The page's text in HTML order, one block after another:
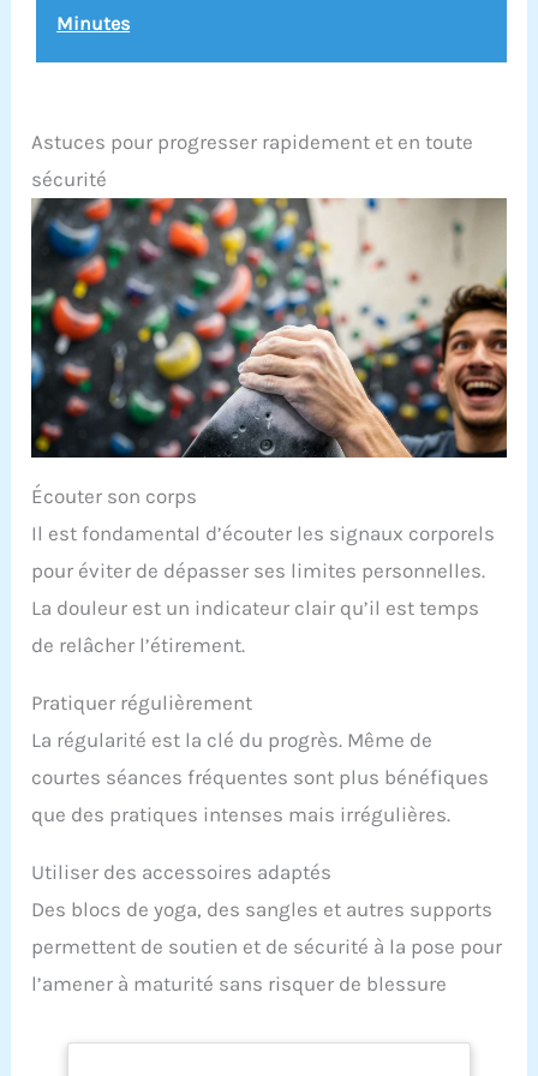
votre intérieur ou votre tapis de yoga. SOCIÉTÉ
nos différentes marques.
Minutes
Astuces pour progresser rapidement et en toute
sécurité
Écouter son corps
Il est fondamental d’écouter les signaux corporels
pour éviter de dépasser ses limites personnelles.
La douleur est un indicateur clair qu’il est temps
de relâcher l’étirement.
Pratiquer régulièrement
La régularité est la clé du progrès. Même de
courtes séances fréquentes sont plus bénéfiques
que des pratiques intenses mais irrégulières.
Utiliser des accessoires adaptés
Des blocs de yoga, des sangles et autres supports
permettent de soutien et de sécurité à la pose pour
l’amener à maturité sans risquer de blessure